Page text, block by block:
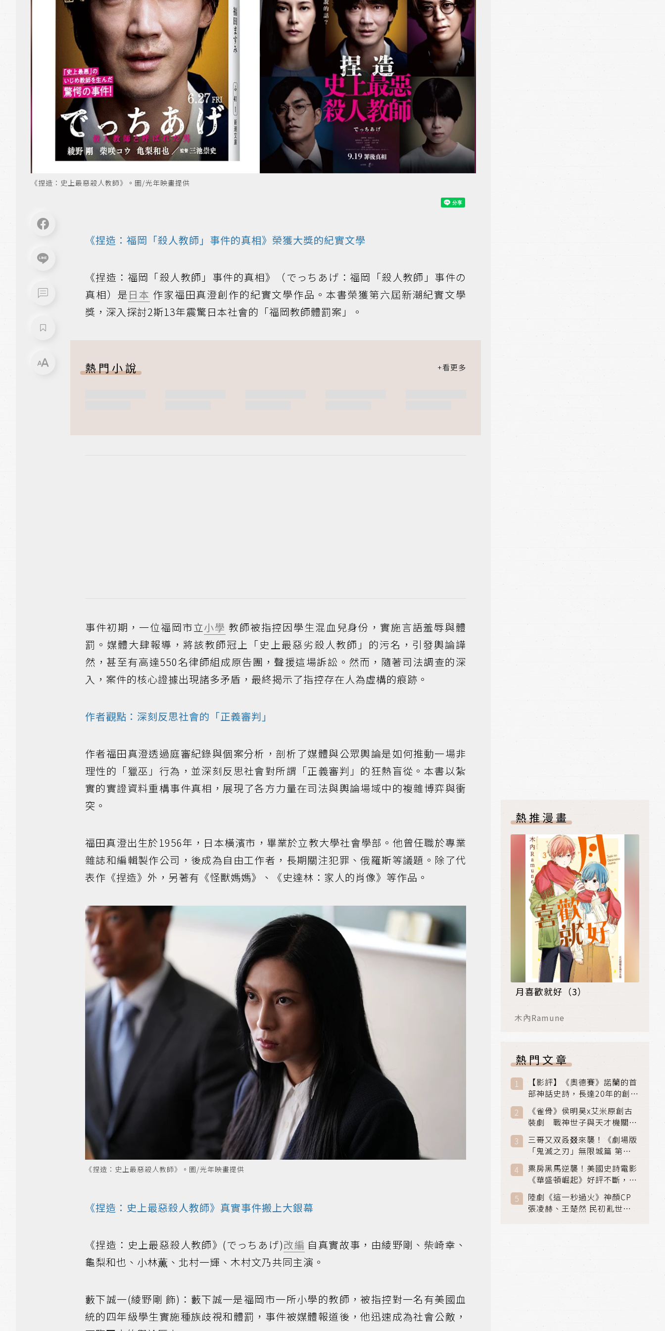
《捏造：史上最惡殺人教師》。圖/光年映畫提供
《捏造：福岡「殺人教師」事件的真相》榮獲大獎的紀實文學
《捏造：福岡「殺人教師」事件的真相》（でっちあげ：福岡「殺人教師」事件の
真相）是日本 作家福田真澄創作的紀實文學作品。本書榮獲第六屆新潮紀實文學
獎，深入探討2斯13年震驚日本社會的「福岡教師體罰案」。
熱門小說
事件初期，一位福岡市立小學 教師被指控因學生混血兒身份，實施言語羞辱與體
罰。媒體大肆報導，將該教師冠上「史上最惡劣殺人教師」的污名，引發輿論譁
然，甚至有高達550名律師組成原告團，聲援這場訴訟。然而，隨著司法調查的深
入，案件的核心證據出現諸多矛盾，最終揭示了指控存在人為虛構的痕跡。
作者觀點：深刻反思社會的「正義審判」
作者福田真澄透過庭審紀錄與個案分析，剖析了媒體與公眾輿論是如何推動一場非
理性的「獵巫」行為，並深刻反思社會對所謂「正義審判」的狂熱盲從。本書以紮
實的實證資料重構事件真相，展現了各方力量在司法與輿論場域中的複雜博弈與衝
突。
福田真澄出生於1956年，日本橫濱市，畢業於立教大學社會學部。他曾任職於專業
雜誌和編輯製作公司，後成為自由工作者，長期關注犯罪、俄羅斯等議題。除了代
表作《捏造》外，另著有《怪獸媽媽》、《史達林：家人的肖像》等作品。
《捏造：史上最惡殺人教師》。圖/光年映畫提供
《捏造：史上最惡殺人教師》真實事件搬上大銀幕
《捏造：史上最惡殺人教師》(でっちあげ)改編 自真實故事，由綾野剛、柴崎幸、
龜梨和也、小林薫、北村一輝、木村文乃共同主演。
藪下誠一(綾野剛 飾)：藪下誠一是福岡市一所小學的教師，被指控對一名有美國血
統的四年級學生實施種族歧視和體罰，事件被媒體報道後，他迅速成為社會公敵，
熱推漫畫
月喜歡就好（3）
木內Ramune
熱門文章
【影評】《奧德賽》諾蘭的首
部神話史詩，長達20年的創傷
與贖罪之旅
《雀骨》侯明昊x艾米原創古
裝劇 戰神世子與天才機關師
聯手攻克身世之謎
三哥又双叒叕來襲！《劇場版
「鬼滅之刃」無限城篇 第一
章》 七月首登串流平台
票房黑馬逆襲！美國史詩電影
《華盛頓崛起》好評不斷，輾
壓《玩具總動員5》、《超少
女》
陸劇《這一秒過火》神顏CP
張凌赫、王楚然 民初亂世、